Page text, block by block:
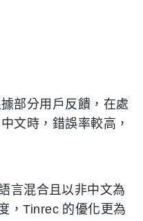
部分用戶反饋，在處
文時，錯誤率較高，
言混合且以非中文為
，Tinrec 的優化更為